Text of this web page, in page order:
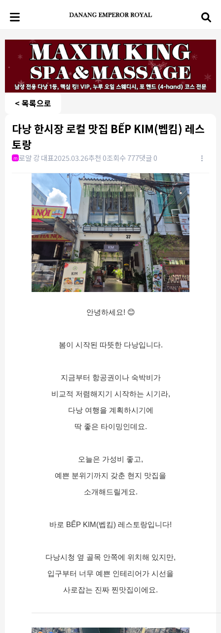
< 목록으로
다낭 한시장 로컬 맛집 BẾP KIM(벱킴) 레스
토랑
m 로얄 강 대표2025.03.26추천 0조회수 777댓글 0
안녕하세요! 😊
봄이 시작된 따뜻한 다낭입니다.
지금부터 항공권이나 숙박비가
비교적 저렴해지기 시작하는 시기라,
다낭 여행을 계획하시기에
딱 좋은 타이밍인데요.
오늘은 가성비 좋고,
예쁜 분위기까지 갖춘 현지 맛집을
소개해드릴게요.
바로 BẾP KIM(벱킴) 레스토랑입니다!
다낭시청 옆 골목 안쪽에 위치해 있지만,
입구부터 너무 예쁜 인테리어가 시선을
사로잡는 진짜 찐맛집이에요.